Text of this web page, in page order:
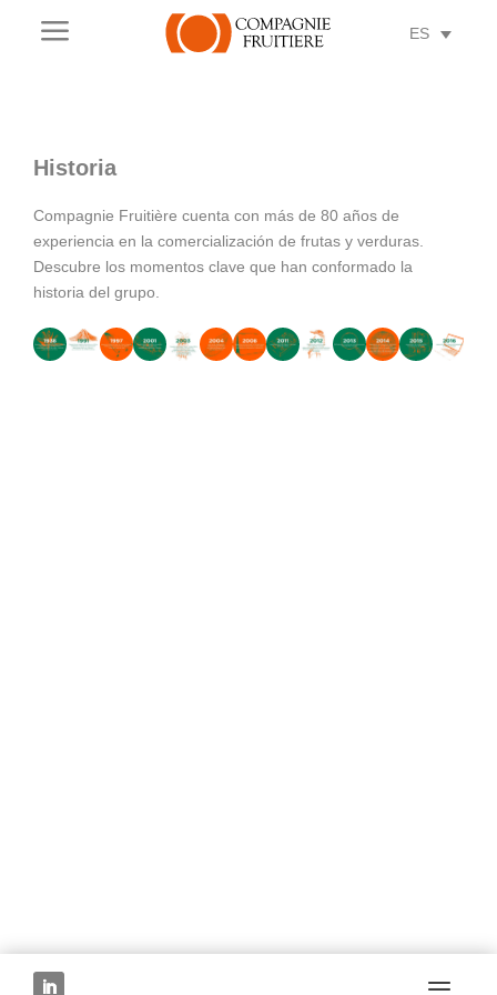
a ES
Historia
Compagnie Fruitière cuenta con más de 80 años de
experiencia en la comercialización de frutas y verduras.
Descubre los momentos clave que han conformado la
historia del grupo.